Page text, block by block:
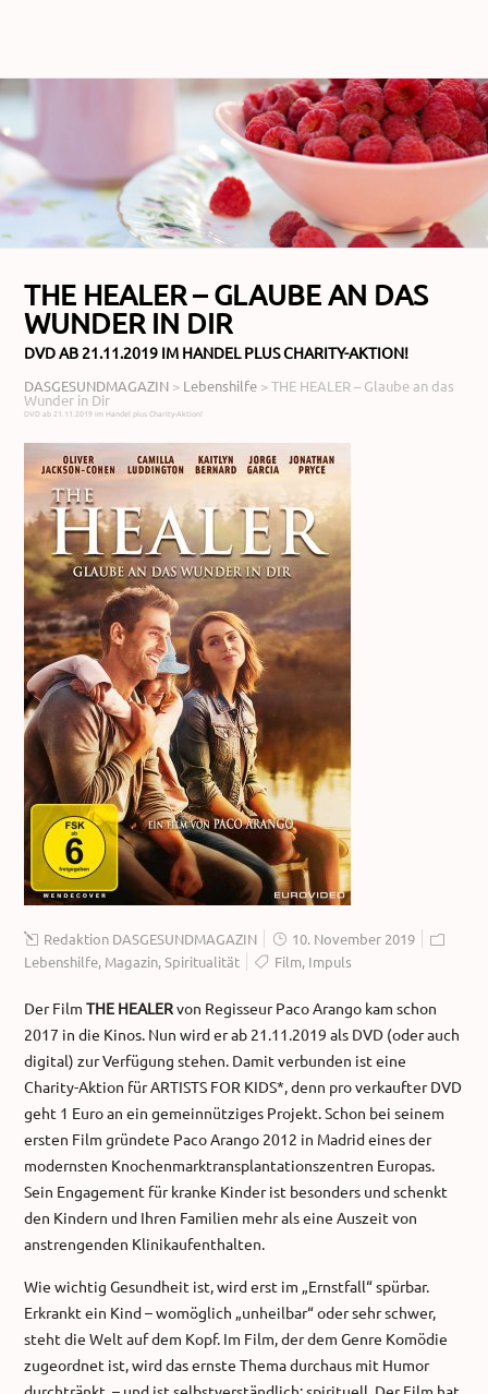
THE HEALER – GLAUBE AN DAS
WUNDER IN DIR
DVD AB 21.11.2019 IM HANDEL PLUS CHARITY-AKTION!
DASGESUNDMAGAZIN > Lebenshilfe >THE HEALER – Glaube an das
Wunder in Dir
DVD ab 21.11.2019 im Handel plus Charity-Aktion!
Redaktion DASGESUNDMAGAZIN
10. November 2019
Lebenshilfe, Magazin,Spiritualität Film, Impuls
Der FilmTHE HEALERvon Regisseur Paco Arango kam schon
2017 in die Kinos. Nun wird er ab 21.11.2019 als DVD (oder auch
digital) zur Verfügung stehen. Damit verbunden ist eine
Charity-Aktion für ARTISTS FOR KIDS*, denn pro verkaufter DVD
geht 1 Euro an ein gemeinnütziges Projekt. Schon bei seinem
ersten Film gründete Paco Arango 2012 in Madrid eines der
modernsten Knochenmarktransplantationszentren Europas.
Sein Engagement für kranke Kinder ist besonders und schenkt
den Kindern und Ihren Familien mehr als eine Auszeit von
anstrengenden Klinikaufenthalten.
Wie wichtig Gesundheit ist, wird erst im „Ernstfall“ spürbar.
Erkrankt ein Kind – womöglich „unheilbar“ oder sehr schwer,
steht die Welt auf dem Kopf. Im Film, der dem Genre Komödie
zugeordnet ist, wird das ernste Thema durchaus mit Humor